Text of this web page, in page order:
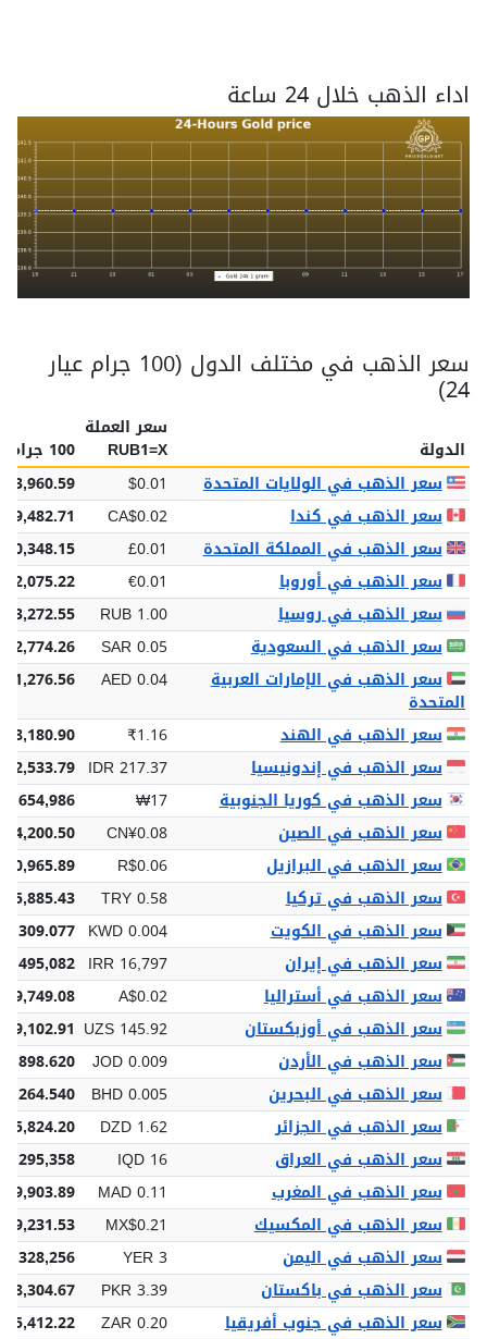
اداء الذهب خلال 24 ساعة
سعر الذهب في مختلف الدول (100 جرام عيار
24)
الدولة
سعر العملة
RUB1=X
100 جرام عيار 24
سعر الذهب في الولايات المتحدة
$0.01
سعر الذهب في كندا
CA$0.02
سعر الذهب في المملكة المتحدة
£0.01
سعر الذهب في أوروبا
€0.01
سعر الذهب في روسيا
RUB 1.00
سعر الذهب في السعودية
SAR 0.05
سعر الذهب في الإمارات العربية
المتحدة
AED 0.04
سعر الذهب في الهند
₹1.16
سعر الذهب في إندونيسيا
IDR 217.37
سعر الذهب في كوريا الجنوبية
₩17
سعر الذهب في الصين
CN¥0.08
سعر الذهب في البرازيل
R$0.06
سعر الذهب في تركيا
TRY 0.58
سعر الذهب في الكويت
KWD 0.004
سعر الذهب في إيران
IRR 16,797
سعر الذهب في أستراليا
A$0.02
سعر الذهب في أوزبكستان
UZS 145.92
سعر الذهب في الأردن
JOD 0.009
سعر الذهب في البحرين
BHD 0.005
سعر الذهب في الجزائر
DZD 1.62
سعر الذهب في العراق
IQD 16
سعر الذهب في المغرب
MAD 0.11
سعر الذهب في المكسيك
MX$0.21
سعر الذهب في اليمن
YER 3
3,328,256
سعر الذهب في باكستان
PKR 3.39
سعر الذهب في جنوب أفريقيا
ZAR 0.20